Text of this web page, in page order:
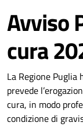
Avviso
cura
Dettagli
La Regione Puglia
prevede
cura, in modo
condizione di